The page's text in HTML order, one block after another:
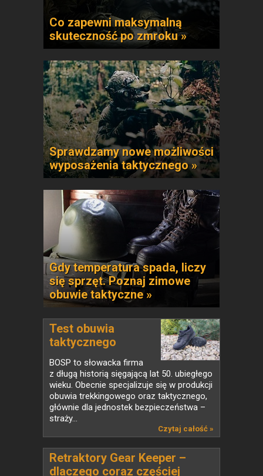
Co zapewni maksymalną
skuteczność po zmroku »
Sprawdzamy nowe możliwości
wyposażenia taktycznego »
Gdy temperatura spada, liczy
się sprzęt. Poznaj zimowe
obuwie taktyczne »
Test obuwia
taktycznego
BOSP to słowacka firma
z długą historią sięgającą lat 50. ubiegłego
wieku. Obecnie specjalizuje się w produkcji
obuwia trekkingowego oraz taktycznego,
głównie dla jednostek bezpieczeństwa –
straży...
Czytaj całość »
Retraktory Gear Keeper –
dlaczego coraz częściej